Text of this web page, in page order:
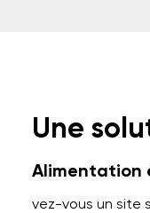
Une
Alimentation
vez-vous un site